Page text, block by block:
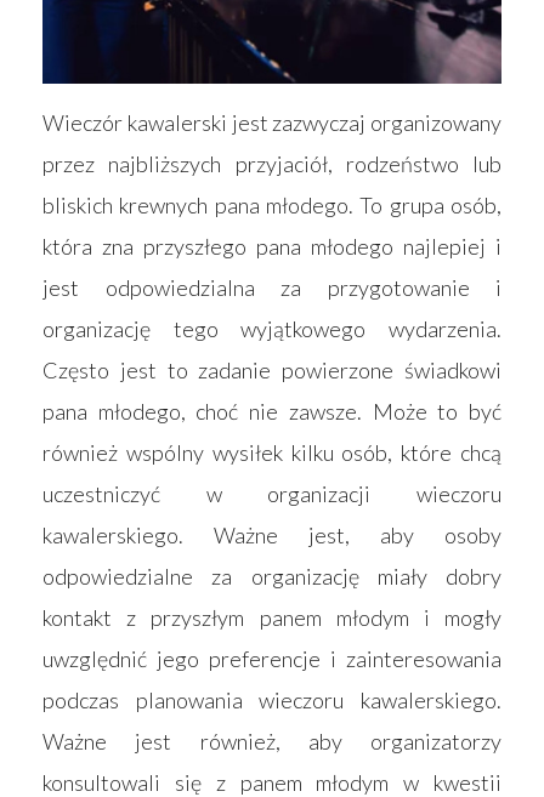
Wieczór kawalerski jest zazwyczaj organizowany
przez najbliższych przyjaciół, rodzeństwo lub
bliskich krewnych pana młodego. To grupa osób,
która zna przyszłego pana młodego najlepiej i
jest odpowiedzialna za przygotowanie i
organizację tego wyjątkowego wydarzenia.
Często jest to zadanie powierzone świadkowi
pana młodego, choć nie zawsze. Może to być
również wspólny wysiłek kilku osób, które chcą
uczestniczyć w organizacji wieczoru
kawalerskiego. Ważne jest, aby osoby
odpowiedzialne za organizację miały dobry
kontakt z przyszłym panem młodym i mogły
uwzględnić jego preferencje i zainteresowania
podczas planowania wieczoru kawalerskiego.
Ważne jest również, aby organizatorzy
konsultowali się z panem młodym w kwestii